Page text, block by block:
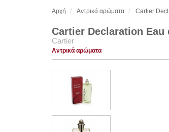
Αρχή Αντρικά αρώματα Cartier
Cartier Declaration Eau
Cartier
Αντρικά αρώματα